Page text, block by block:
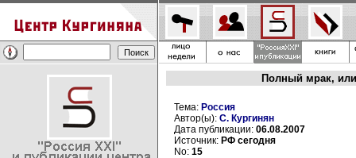
Полный мрак,
Тема: Россия
Автор(ы): С. Кургинян
Дата публикации: 06.08.2007
Источник: РФ сегодня
No: 15